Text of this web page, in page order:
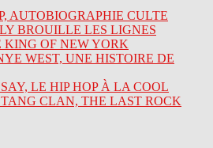
AUTOBIOGRAPHIE CULTE
BROUILLE LES LIGNES
KING OF NEW YORK
WEST, UNE HISTOIRE DE
LE HIP HOP À LA COOL
CLAN, THE LAST ROCK